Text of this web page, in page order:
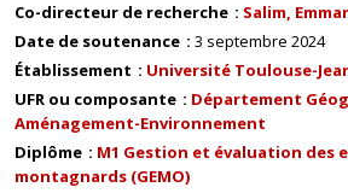
Co-directeur de recherche
Salim,
Date de soutenance
3 septembre 2024
Établissement
Université Toulouse-
UFR ou composante
Département
Aménagement-Environnement
Diplôme
M1 Gestion et évaluation des
montagnards (GEMO)